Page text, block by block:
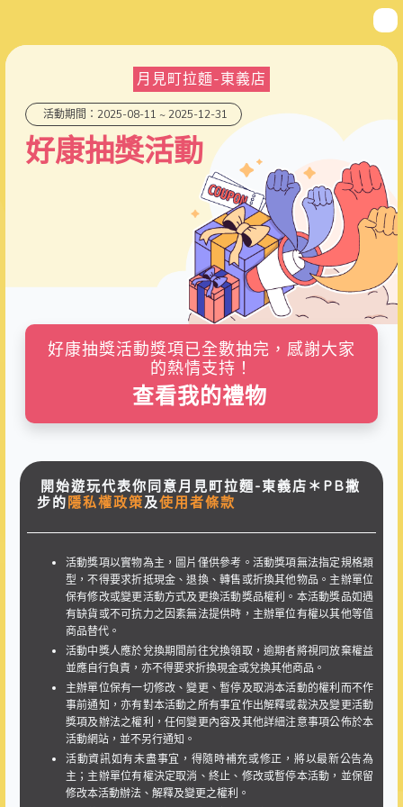
月見町拉麵-東義店
活動期間：2025-08-11 ~ 2025-12-31
好康抽獎活動
好康抽獎活動獎項已全數抽完，感謝大家
的熱情支持！
查看我的禮物
開始遊玩代表你同意月見町拉麵-東義店＊PB撇
步的 隱私權政策及使用者條款
活動獎項以實物為主，圖片僅供參考。活動獎項無法指定規格類
型，不得要求折抵現金、退換、轉售或折換其他物品。主辦單位
保有修改或變更活動方式及更換活動獎品權利。本活動獎品如遇
有缺貨或不可抗力之因素無法提供時，主辦單位有權以其他等值
商品替代。
活動中獎人應於兌換期間前往兌換領取，逾期者將視同放棄權益
並應自行負責，亦不得要求折換現金或兌換其他商品。
主辦單位保有一切修改、變更、暫停及取消本活動的權利而不作
事前通知，亦有對本活動之所有事宜作出解釋或裁決及變更活動
獎項及辦法之權利，任何變更內容及其他詳細注意事項公佈於本
活動網站，並不另行通知。
活動資訊如有未盡事宜，得隨時補充或修正，將以最新公告為
主；主辦單位有權決定取消、終止、修改或暫停本活動，並保留
修改本活動辦法、解釋及變更之權利。